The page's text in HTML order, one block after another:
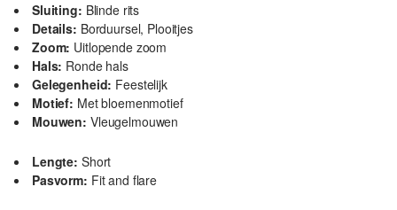
Sluiting: Blinde rits
Details: Borduursel, Plooitjes
Zoom: Uitlopende zoom
Hals: Ronde hals
Gelegenheid: Feestelijk
Motief: Met bloemenmotief
Mouwen: Vleugelmouwen
Lengte: Short
Pasvorm: Fit and flare